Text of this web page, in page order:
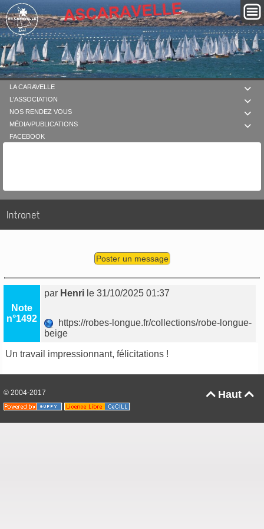

LA CARAVELLE

L'ASSOCIATION

NOS RENDEZ VOUS

MÉDIA/PUBLICATIONS
FACEBOOK
Intranet
Poster un message
Note
n°1492
par Henri le 31/10/2025 01:37
https://robes-longue.fr/collections/robe-longue-
beige
Un travail impressionnant, félicitations !
Haut 
© 2004-2017